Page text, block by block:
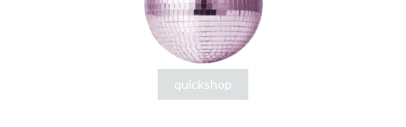
quickshop